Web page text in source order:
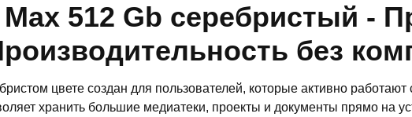
512 Gb серебристый -
без
цвете создан для пользователей, которые активно
хранить большие медиатеки, проекты и документы прямо на